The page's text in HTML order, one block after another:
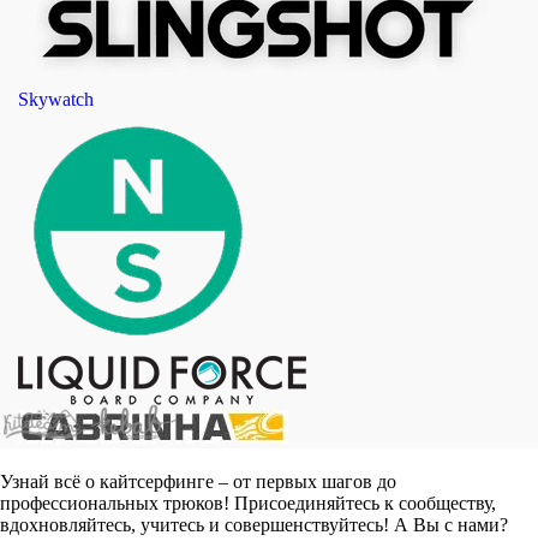
Skywatch
Узнай всё о кайтсерфинге – от первых шагов до
профессиональных трюков! Присоединяйтесь к сообществу,
вдохновляйтесь, учитесь и совершенствуйтесь! А Вы с нами?